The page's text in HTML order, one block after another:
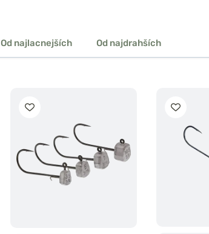
Od najlacnejších Od najdrahších